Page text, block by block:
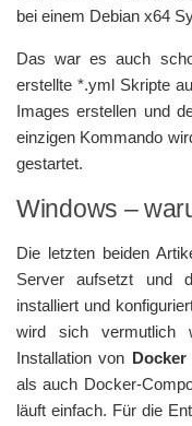
bei einem Debian x64
Das war es auch
erstellte *.yml Skripte
Images erstellen und
einzigen Kommando
gestartet.
Windows –
Die letzten beiden
Server aufsetzt und
installiert und
wird sich vermutlich
Installation von Docker
als auch Docker-
läuft einfach. Für die